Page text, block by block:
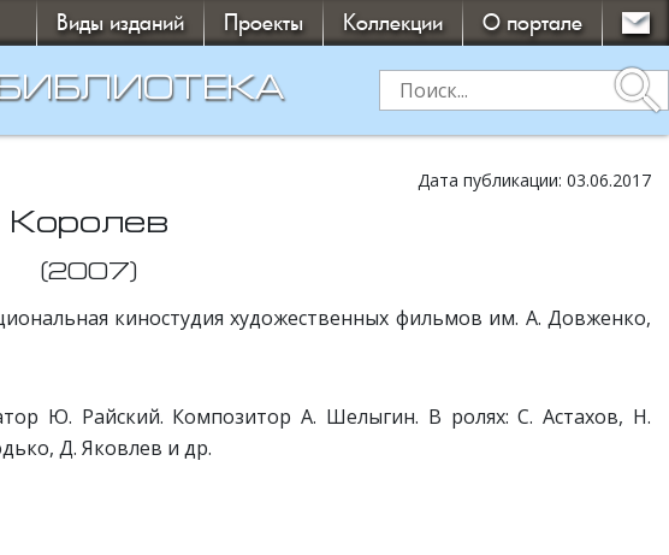
Виды изданий Проекты Коллекции О портале
search
Дата публикации: 03.06.2017
Королев
(2007)
киностудия художественных фильмов им. А. Довженко,
Ю. Райский. Композитор А. Шелыгин. В ролях: С. Астахов, Н.
Д. Яковлев и др.